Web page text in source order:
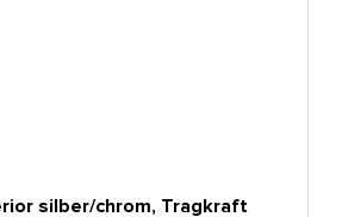
silber/chrom, Tragkraft